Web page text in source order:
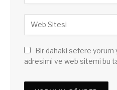
Bir dahaki sefere yorum
adresimi ve web sitemi bu